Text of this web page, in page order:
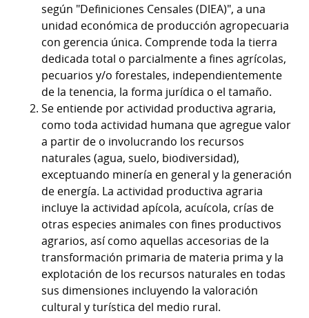
según "Definiciones Censales (DlEA)", a una
unidad económica de producción agropecuaria
con gerencia única. Comprende toda la tierra
dedicada total o parcialmente a fines agrícolas,
pecuarios y/o forestales, independientemente
de la tenencia, la forma jurídica o el tamaño.
Se entiende por actividad productiva agraria,
como toda actividad humana que agregue valor
a partir de o involucrando los recursos
naturales (agua, suelo, biodiversidad),
exceptuando minería en general y la generación
de energía. La actividad productiva agraria
incluye la actividad apícola, acuícola, crías de
otras especies animales con fines productivos
agrarios, así como aquellas accesorias de la
transformación primaria de materia prima y la
explotación de los recursos naturales en todas
sus dimensiones incluyendo la valoración
cultural y turística del medio rural.